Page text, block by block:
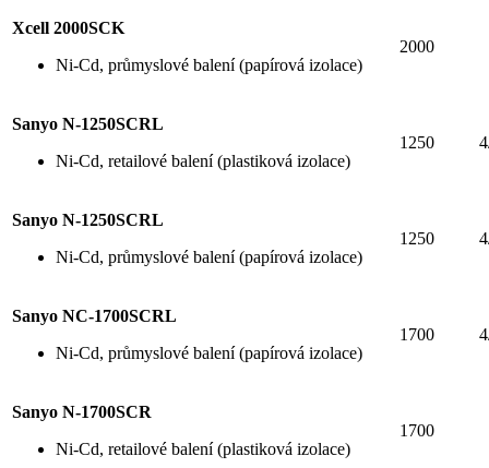
Xcell 2000SCK
Ni-Cd, průmyslové balení (papírová izolace)
2000
Sanyo N-1250SCRL
Ni-Cd, retailové balení (plastiková izolace)
1250
Sanyo N-1250SCRL
Ni-Cd, průmyslové balení (papírová izolace)
1250
Sanyo NC-1700SCRL
Ni-Cd, průmyslové balení (papírová izolace)
1700
Sanyo N-1700SCR
Ni-Cd, retailové balení (plastiková izolace)
1700